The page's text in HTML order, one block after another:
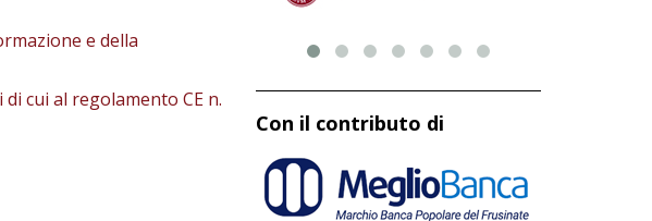
e della
cui al regolamento CE n.
Con il contributo di